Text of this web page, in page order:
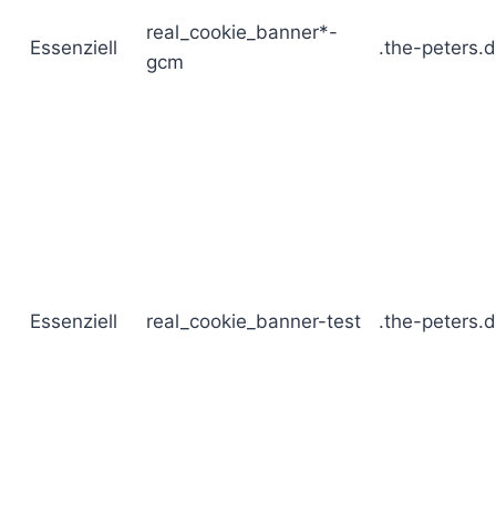
Essenziell
real_cookie_banner*-
gcm
.the-
Essenziell real_cookie_banner-test .the-